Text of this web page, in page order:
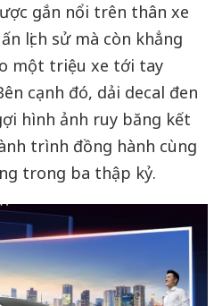
gắn nổi trên thân xe
lịch sử mà còn khẳng
một triệu xe tới tay
cạnh đó, dải decal đen
hình ảnh ruy băng kết
trình đồng hành cùng
trong ba thập kỷ.